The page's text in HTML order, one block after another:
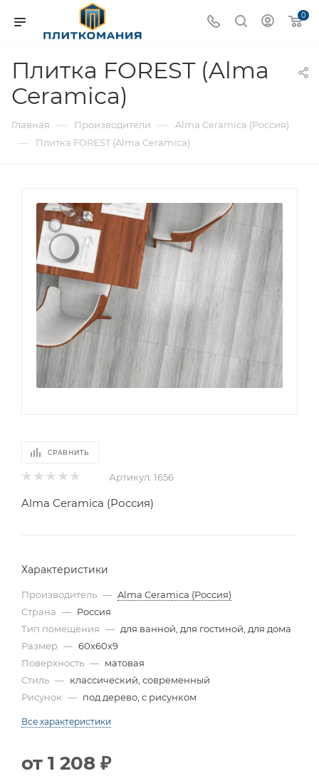
0
Плитка FOREST (Alma
Ceramica)
Главная — Производители — Alma Ceramica (Россия)
— Плитка FOREST (Alma Ceramica)
СРАВНИТЬ
Артикул: 1656
Alma Ceramica (Россия)
Характеристики
Производитель — Alma Ceramica (Россия)
Страна — Россия
Тип помещения — для ванной, для гостиной, для дома
Размер — 60x60x9
Поверхность — матовая
Стиль — классический, современный
Рисунок — под дерево, с рисунком
Все характеристики
от 1 208 ₽